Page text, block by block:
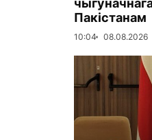
Пакістанам
10:04 08.08.2026